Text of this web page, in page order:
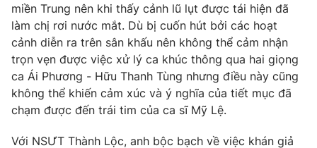
miền Trung nên khi thấy cảnh lũ lụt được tái hiện đã
làm chị rơi nước mắt. Dù bị cuốn hút bởi các hoạt
cảnh diễn ra trên sân khấu nên không thể cảm nhận
trọn vẹn được việc xử lý ca khúc thông qua hai giọng
ca Ái Phương - Hữu Thanh Tùng nhưng điều này cũng
không thể khiến cảm xúc và ý nghĩa của tiết mục đã
chạm được đến trái tim của ca sĩ Mỹ Lệ.
Với NSƯT Thành Lộc, anh bộc bạch về việc khán giả